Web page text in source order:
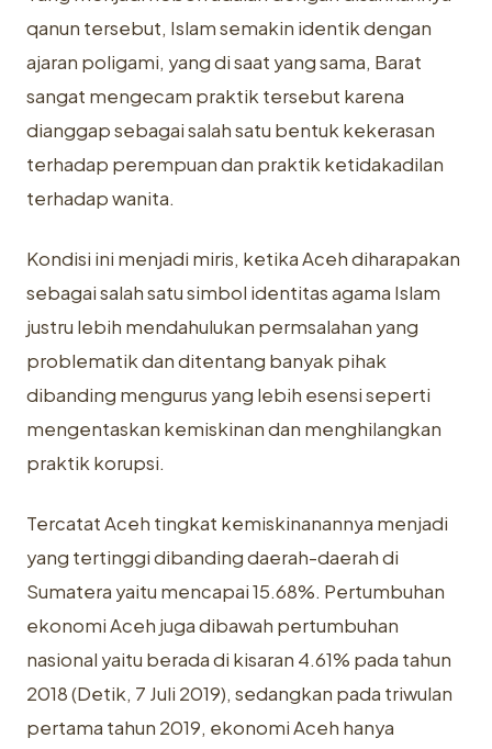
qanun tersebut, Islam semakin identik dengan
ajaran poligami, yang di saat yang sama, Barat
sangat mengecam praktik tersebut karena
dianggap sebagai salah satu bentuk kekerasan
terhadap perempuan dan praktik ketidakadilan
terhadap wanita.
Kondisi ini menjadi miris, ketika Aceh diharapakan
sebagai salah satu simbol identitas agama Islam
justru lebih mendahulukan permsalahan yang
problematik dan ditentang banyak pihak
dibanding mengurus yang lebih esensi seperti
mengentaskan kemiskinan dan menghilangkan
praktik korupsi.
Tercatat Aceh tingkat kemiskinanannya menjadi
yang tertinggi dibanding daerah-daerah di
Sumatera yaitu mencapai 15.68%. Pertumbuhan
ekonomi Aceh juga dibawah pertumbuhan
nasional yaitu berada di kisaran 4.61% pada tahun
2018 (Detik, 7 Juli 2019), sedangkan pada triwulan
pertama tahun 2019, ekonomi Aceh hanya